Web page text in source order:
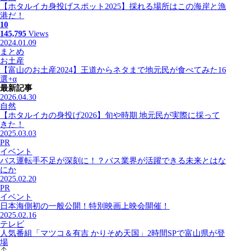
【ホタルイカ身投げスポット2025】採れる場所はこの海岸と漁
港だ！
10
145,795 Views
2024.01.09
まとめ
お土産
【富山のお土産2024】王道からネタまで地元民が食べてみた16
選+α
最新記事
2026.04.30
自然
【ホタルイカの身投げ2026】旬や時期 地元民が実際に採って
きた！
2025.03.03
PR
イベント
バス運転手不足が深刻に！？バス業界が活躍できる未来とはな
にか
2025.02.20
PR
イベント
日本海側初の一般公開！特別映画上映会開催！
2025.02.16
テレビ
人気番組「マツコ＆有吉 かりそめ天国」2時間SPで富山県が登
場